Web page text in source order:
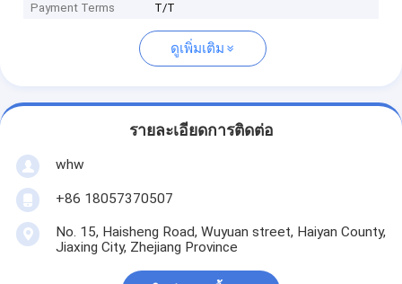
Payment Terms
T/T
ดูเพิ่มเติม
รายละเอียดการติดต่อ
whw
+86 18057370507
No. 15, Haisheng Road, Wuyuan street, Haiyan County,
Jiaxing City, Zhejiang Province